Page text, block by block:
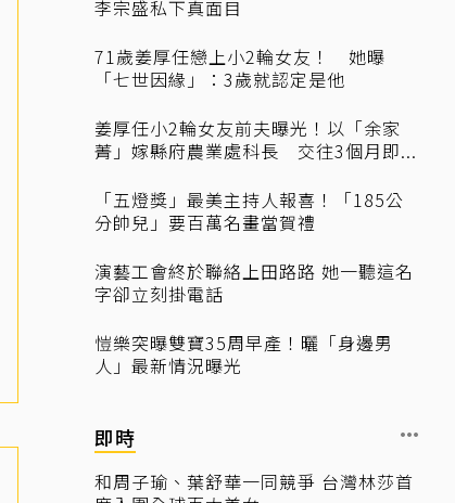
李宗盛私下真面目
71歲姜厚任戀上小2輪女友！ 她曝
「七世因緣」：3歲就認定是他
姜厚任小2輪女友前夫曝光！以「余家
菁」嫁縣府農業處科長 交往3個月即...
「五燈獎」最美主持人報喜！「185公
分帥兒」要百萬名畫當賀禮
演藝工會終於聯絡上田路路 她一聽這名
字卻立刻掛電話
愷樂突曝雙寶35周早產！曬「身邊男
人」最新情況曝光
即時
和周子瑜、葉舒華一同競爭 台灣林莎首